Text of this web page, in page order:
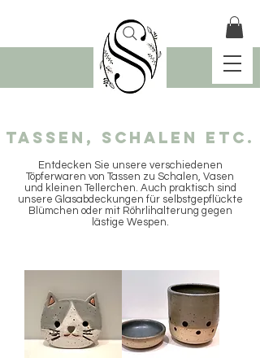
Tassen, Schalen etc.
Entdecken Sie unsere verschiedenen
Töpferwaren von Tassen zu Schalen, Vasen
und kleinen Tellerchen. Auch praktisch sind
unsere Glasabdeckungen für selbstgepflückte
Blümchen oder mit Röhrlihalterung gegen
lästige Wespen.